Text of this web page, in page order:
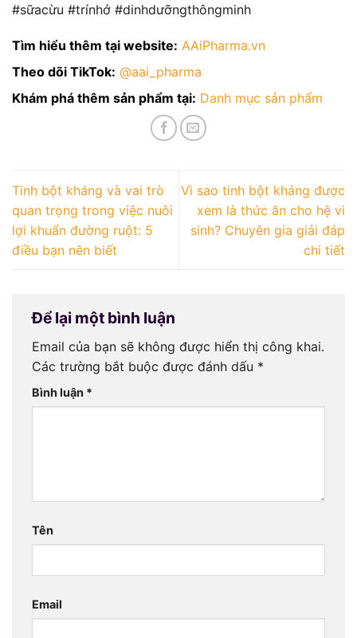
#sữacừu #trínhớ #dinhdưỡngthôngminh
Tìm hiểu thêm tại website: AAiPharma.vn
Theo dõi TikTok: @aai_pharma
Khám phá thêm sản phẩm tại: Danh mục sản phẩm
Tinh bột kháng và vai trò
quan trọng trong việc nuôi
lợi khuẩn đường ruột: 5
điều bạn nên biết
Vì sao tinh bột kháng được
xem là thức ăn cho hệ vi
sinh? Chuyên gia giải đáp
chi tiết
Để lại một bình luận
Email của bạn sẽ không được hiển thị công khai.
Các trường bắt buộc được đánh dấu *
Bình luận *
Tên
Email